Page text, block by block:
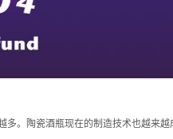
多。陶瓷酒瓶现在的制造技术也越来越